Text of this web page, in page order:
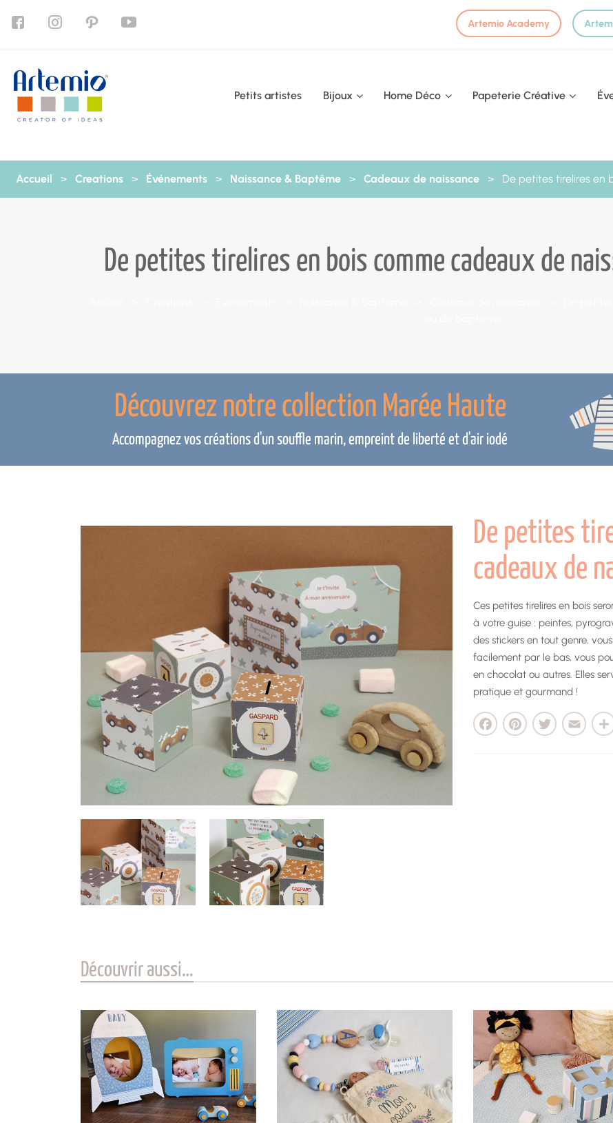
Artemio Academy
Petits artistes Bijoux Home Déco Papeterie Créative
Accueil > Creations > Événements > Naissance & Baptême > Cadeaux de naissance > De petites tirelires en
De petites tirelires en bois comme cadeaux de
Découvrez notre collection Marée Haute
Accompagnez vos créations d'un souffle marin, empreint de liberté et d'air iodé
De petites
cadeaux de
Ces petites tirelires en bois
à votre guise : peintes,
des stickers en tout genre,
facilement par le bas, vous
en chocolat ou autres. Elles
pratique et gourmand !
Facebook
Découvrir aussi…